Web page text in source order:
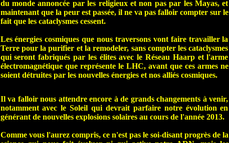
du monde annoncée par les religieux et non pas par les Mayas, et
maintenant que la peur est passée, il ne va pas falloir compter sur le
fait que les cataclysmes cessent.
Les énergies cosmiques que nous traversons vont faire travailler la
Terre pour la purifier et la remodeler, sans compter les cataclysmes
qui seront fabriqués par les élites avec le Réseau Haarp et l'arme
électromagnétique que représente le LHC, avant que ces armes ne
soient détruites par les nouvelles énergies et nos alliés cosmiques.
Il va falloir nous attendre encore à de grands changements à venir,
notamment avec le Soleil qui devrait parfaire notre évolution en
générant de nouvelles explosions solaires au cours de l'année 2013.
Comme vous l'aurez compris, ce n'est pas le soi-disant progrès de la